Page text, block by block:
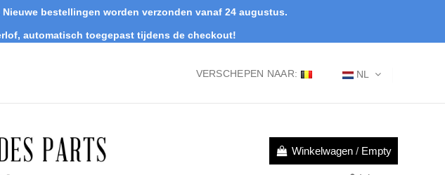
bestellingen worden verzonden vanaf 24 augustus.
automatisch toegepast tijdens de checkout!
NL
VERSCHEPEN NAAR:
Winkelwagen / Empty